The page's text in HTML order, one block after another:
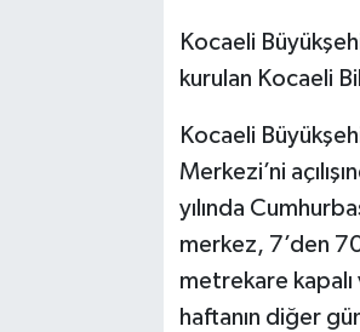
Kocaeli
kurulan Kocaeli
Kocaeli
Merkezi’ni
yılında
merkez, 7’den
metrekare
haftanın diğer